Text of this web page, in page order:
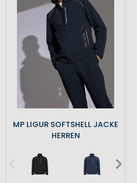
MP LIGUR SOFTSHELL JACKE
HERREN